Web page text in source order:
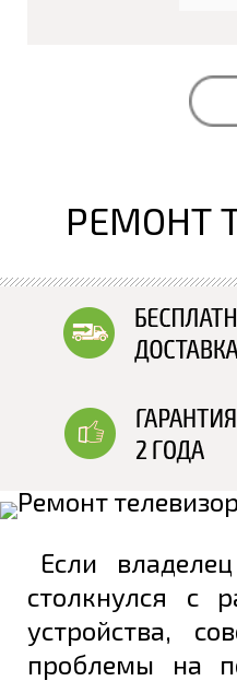
РЕМОНТ
Если
столкнулся с
устройства,
проблемы на